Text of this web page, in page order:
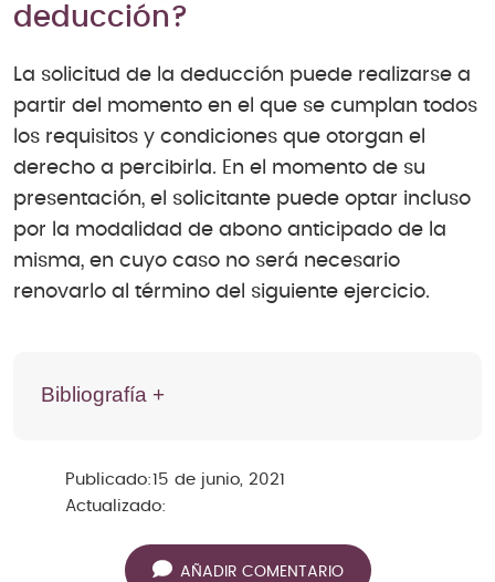
deducción?
La solicitud de la deducción puede realizarse a
partir del momento en el que se cumplan todos
los requisitos y condiciones que otorgan el
derecho a percibirla. En el momento de su
presentación, el solicitante puede optar incluso
por la modalidad de abono anticipado de la
misma, en cuyo caso no será necesario
renovarlo al término del siguiente ejercicio.
Bibliografía +
Publicado:15 de junio, 2021
Actualizado:
AÑADIR COMENTARIO